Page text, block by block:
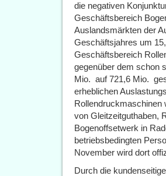
die negativen
Geschäftsbereich
Auslandsmärkten der
Geschäftsjahres um
Geschäftsbereich
gegenüber dem schon
Mio.  auf 721,6 Mio. 
erheblichen
Rollendruckmaschinen
von Gleitzeitguthaben,
Bogenoffsetwerk in
betriebsbedingten
November wird dort
Durch die